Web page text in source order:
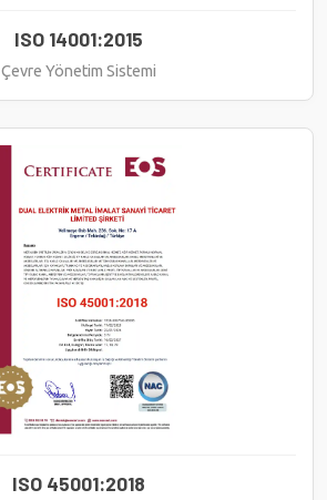
ISO 14001:2015
Çevre Yönetim Sistemi
ISO 45001:2018